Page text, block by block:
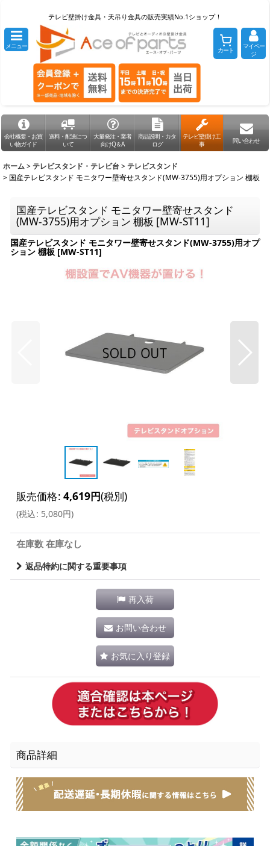
テレビ壁掛け金具・天吊り金具の販売実績No.1ショップ！
メニュー カート
マイペー
ジ
会社概要・お買
い物ガイド
送料・配送につ
いて
大量発注・業者
向けQ＆A
商品説明・カタ
ログ
テレビ壁掛け工
事
問い合わせ
ホーム >テレビスタンド・テレビ台 >テレビスタンド
> 国産テレビスタンド モニタワー壁寄せスタンド(MW-3755)用オプション 棚板
国産テレビスタンド モニタワー壁寄せスタンド
(MW-3755)用オプション 棚板 [MW-ST11]
国産テレビスタンド モニタワー壁寄せスタンド(MW-3755)用オプ
ション 棚板 [MW-ST11]
販売価格: 4,619円(税別)
(税込: 5,080円)
在庫数 在庫なし
返品特約に関する重要事項
再入荷
お問い合わせ
お気に入り登録
商品詳細